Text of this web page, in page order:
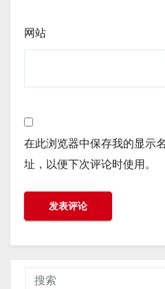
网站
在此浏览器中保存我的显示
址，以便下次评论时使用。